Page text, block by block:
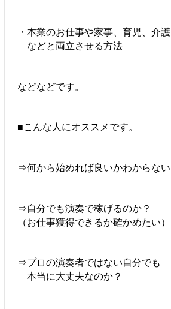
・本業のお仕事や家事、育児、介護
などと両立させる方法
などなどです。
■こんな人にオススメです。
⇒何から始めれば良いかわからない
⇒自分でも演奏で稼げるのか？
（お仕事獲得できるか確かめたい）
⇒プロの演奏者ではない自分でも
本当に大丈夫なのか？